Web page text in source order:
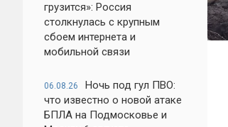
грузится»: Россия
столкнулась с крупным
сбоем интернета и
мобильной связи
06.08.26
Ночь под гул ПВО:
что известно о новой атаке
БПЛА на Подмосковье и